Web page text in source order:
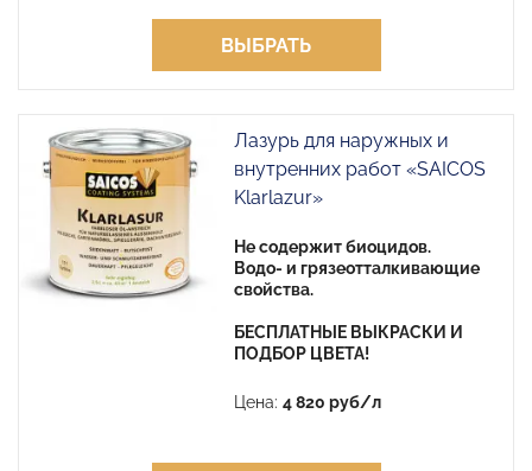
ВЫБРАТЬ
Лазурь для наружных и
внутренних работ «SAICOS
Klarlazur»
Не содержит биоцидов.
Водо- и грязеотталкивающие
свойства.
БЕСПЛАТНЫЕ ВЫКРАСКИ И
ПОДБОР ЦВЕТА!
Цена:4 820 руб/л